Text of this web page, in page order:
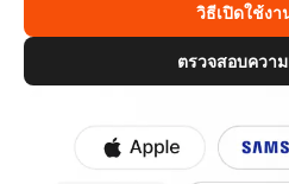
วิธีเปิดใช้งา
ตรวจสอบควา